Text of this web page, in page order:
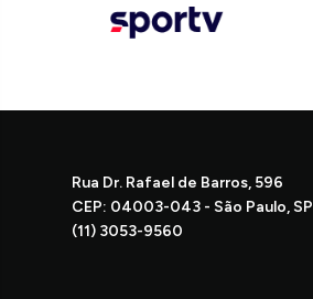
Rua Dr. Rafael de Barros, 596
CEP: 04003-043 - São Paulo, SP
(11) 3053-9560